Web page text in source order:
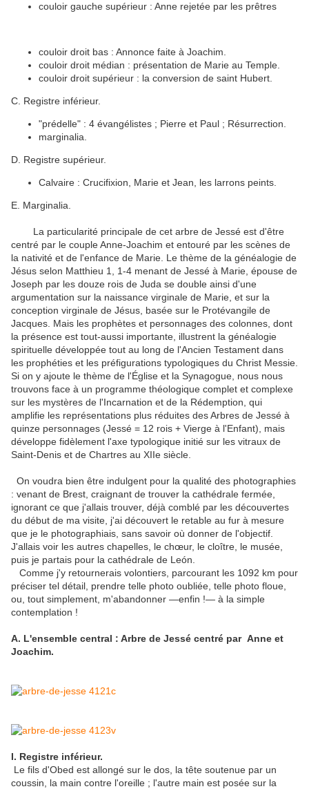
couloir gauche supérieur : Anne rejetée par les prêtres
couloir droit bas : Annonce faite à Joachim.
couloir droit médian : présentation de Marie au Temple.
couloir droit supérieur : la conversion de saint Hubert.
C. Registre inférieur.
"prédelle" : 4 évangélistes ; Pierre et Paul ; Résurrection.
marginalia.
D. Registre supérieur.
Calvaire : Crucifixion, Marie et Jean, les larrons peints.
E. Marginalia.
La particularité principale de cet arbre de Jessé est d'être
centré par le couple Anne-Joachim et entouré par les scènes de
la nativité et de l'enfance de Marie. Le thème de la généalogie de
Jésus selon Matthieu 1, 1-4 menant de Jessé à Marie, épouse de
Joseph par les douze rois de Juda se double ainsi d'une
argumentation sur la naissance virginale de Marie, et sur la
conception virginale de Jésus, basée sur le Protévangile de
Jacques. Mais les prophètes et personnages des colonnes, dont
la présence est tout-aussi importante, illustrent la généalogie
spirituelle développée tout au long de l'Ancien Testament dans
les prophéties et les préfigurations typologiques du Christ Messie.
Si on y ajoute le thème de l'Église et la Synagogue, nous nous
trouvons face à un programme théologique complet et complexe
sur les mystères de l'Incarnation et de la Rédemption, qui
amplifie les représentations plus réduites des Arbres de Jessé à
quinze personnages (Jessé = 12 rois + Vierge à l'Enfant), mais
développe fidèlement l'axe typologique initié sur les vitraux de
Saint-Denis et de Chartres au XIIe siècle.
On voudra bien être indulgent pour la qualité des photographies
: venant de Brest, craignant de trouver la cathédrale fermée,
ignorant ce que j'allais trouver, déjà comblé par les découvertes
du début de ma visite, j'ai découvert le retable au fur à mesure
que je le photographiais, sans savoir où donner de l'objectif.
J'allais voir les autres chapelles, le chœur, le cloître, le musée,
puis je partais pour la cathédrale de León.
Comme j'y retournerais volontiers, parcourant les 1092 km pour
préciser tel détail, prendre telle photo oubliée, telle photo floue,
ou, tout simplement, m'abandonner —enfin !— à la simple
contemplation !
A. L'ensemble central : Arbre de Jessé centré par Anne et
Joachim.
I. Registre inférieur.
Le fils d'Obed est allongé sur le dos, la tête soutenue par un
coussin, la main contre l'oreille ; l'autre main est posée sur la